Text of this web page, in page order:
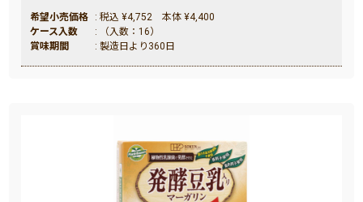
希望小売価格
: 税込 ¥4,752 本体 ¥4,400
ケース入数
: （入数：16）
賞味期間
: 製造日より360日